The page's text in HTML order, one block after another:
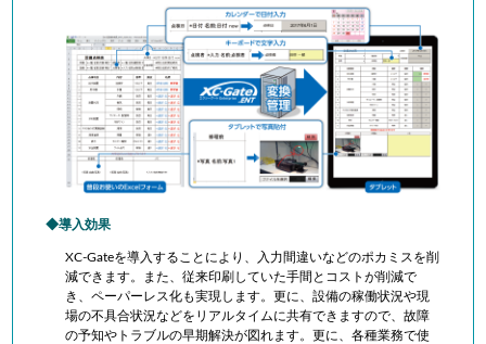
導入効果
XC-Gateを導入することにより、入力間違いなどのポカミスを削
減できます。また、従来印刷していた手間とコストが削減で
き、ペーパーレス化も実現します。更に、設備の稼働状況や現
場の不具合状況などをリアルタイムに共有できますので、故障
の予知やトラブルの早期解決が図れます。更に、各種業務で使